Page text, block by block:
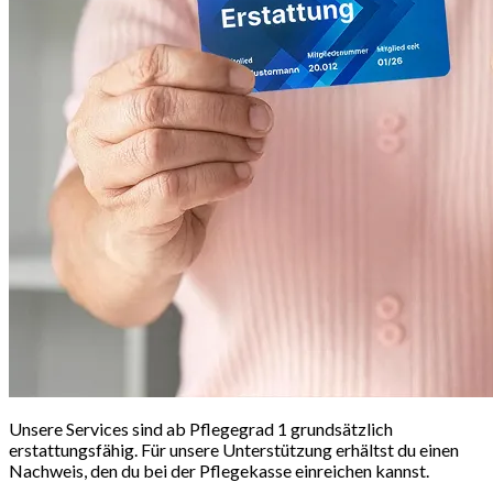
Unsere Services sind ab Pflegegrad 1 grundsätzlich
erstattungsfähig. Für unsere Unterstützung erhältst du einen
Nachweis, den du bei der Pflegekasse einreichen kannst.